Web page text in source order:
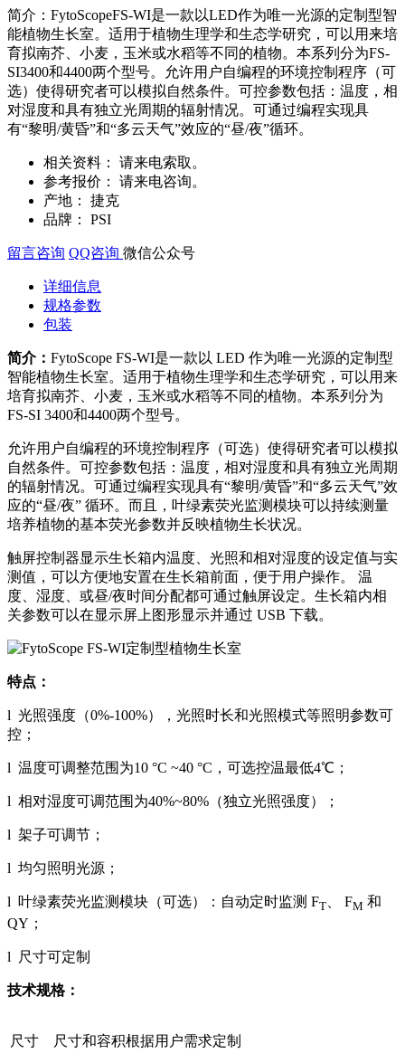
简介：FytoScopeFS-WI是一款以LED作为唯一光源的定制型智
能植物生长室。适用于植物生理学和生态学研究，可以用来培
育拟南芥、小麦，玉米或水稻等不同的植物。本系列分为FS-
SI3400和4400两个型号。允许用户自编程的环境控制程序（可
选）使得研究者可以模拟自然条件。可控参数包括：温度，相
对湿度和具有独立光周期的辐射情况。可通过编程实现具
有“黎明/黄昏”和“多云天气”效应的“昼/夜”循环。
相关资料：
请来电索取。
参考报价：
请来电咨询。
产地：
捷克
品牌：
PSI
留言咨询 QQ咨询 微信公众号
详细信息
规格参数
包装
简介： FytoScope FS-WI是一款以 LED 作为唯一光源的定制型
智能植物生长室。适用于植物生理学和生态学研究，可以用来
培育拟南芥、小麦，玉米或水稻等不同的植物。本系列分为
FS-SI 3400和4400两个型号。
允许用户自编程的环境控制程序（可选）使得研究者可以模拟
自然条件。可控参数包括：温度，相对湿度和具有独立光周期
的辐射情况。可通过编程实现具有“黎明/黄昏”和“多云天气”效
应的“昼/夜” 循环。而且，叶绿素荧光监测模块可以持续测量
培养植物的基本荧光参数并反映植物生长状况。
触屏控制器显示生长箱内温度、光照和相对湿度的设定值与实
测值，可以方便地安置在生长箱前面，便于用户操作。 温
度、湿度、或昼/夜时间分配都可通过触屏设定。生长箱内相
关参数可以在显示屏上图形显示并通过 USB 下载。
特点：
l 光照强度（0%-100%），光照时长和光照模式等照明参数可
控；
l 温度可调整范围为10 °C ~40 °C，可选控温最低4℃；
l 相对湿度可调范围为40%~80%（独立光照强度）；
l 架子可调节；
l 均匀照明光源；
l 叶绿素荧光监测模块（可选）：自动定时监测 FT 、 FM 和
QY；
l 尺寸可定制
技术规格：
尺寸 尺寸和容积根据用户需求定制